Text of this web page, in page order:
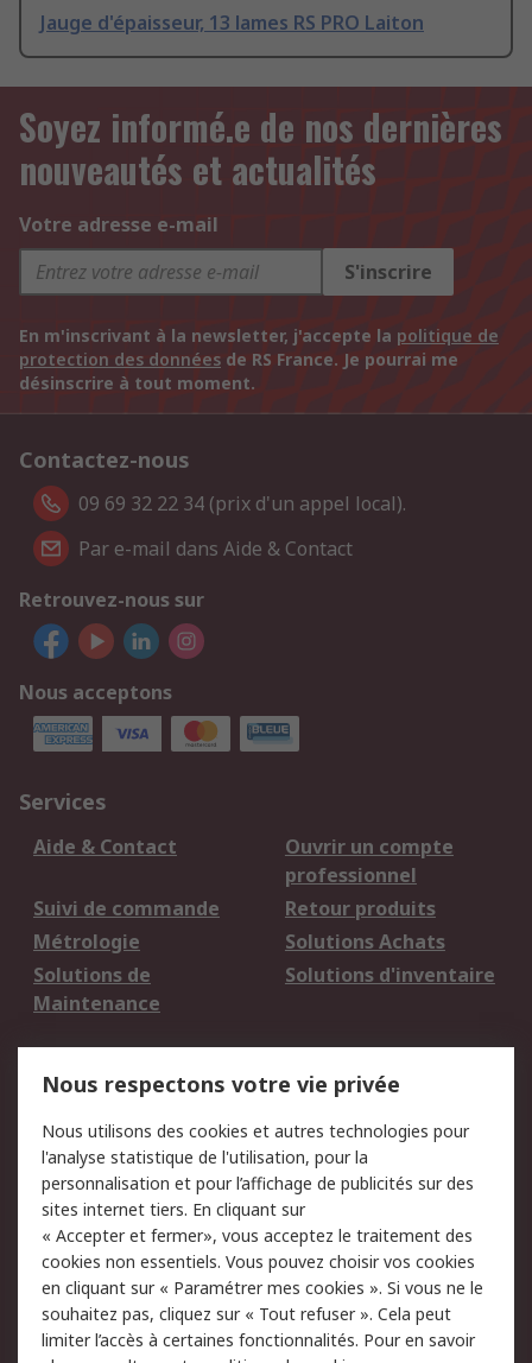
Jauge d'épaisseur, 13 lames RS PRO Laiton
Soyez informé.e de nos dernières
nouveautés et actualités
Votre adresse e-mail
S'inscrire
En m'inscrivant à la newsletter, j'accepte la politique de
protection des données de RS France. Je pourrai me
désinscrire à tout moment.
Contactez-nous
09 69 32 22 34 (prix d'un appel local).
Par e-mail dans Aide & Contact
Retrouvez-nous sur
Nous acceptons
Services
Aide & Contact
Ouvrir un compte
professionnel
Suivi de commande
Retour produits
Métrologie
Solutions Achats
Solutions de
Maintenance
Solutions d'inventaire
du site
Politique de protection
des données - Mise à
jour
Sécurité des E-mails
Conditions générales
de vente
Politique anti-
corruption
Campagnes marketing
Nous respectons votre vie privée
Nous utilisons des cookies et autres technologies pour
l'analyse statistique de l'utilisation, pour la
personnalisation et pour l’affichage de publicités sur des
sites internet tiers. En cliquant sur
« Accepter et fermer», vous acceptez le traitement des
cookies non essentiels. Vous pouvez choisir vos cookies
en cliquant sur « Paramétrer mes cookies ». Si vous ne le
souhaitez pas, cliquez sur « Tout refuser ». Cela peut
limiter l’accès à certaines fonctionnalités. Pour en savoir